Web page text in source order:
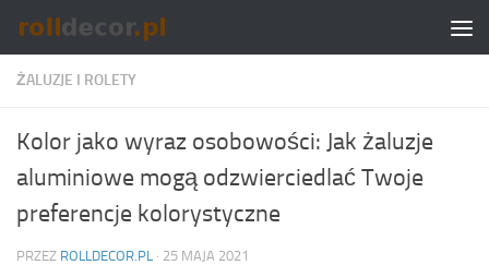
Skip to content
ŻALUZJE I ROLETY
Kolor jako wyraz osobowości: Jak żaluzje
aluminiowe mogą odzwierciedlać Twoje
preferencje kolorystyczne
PRZEZ ROLLDECOR.PL · 25 MAJA 2021